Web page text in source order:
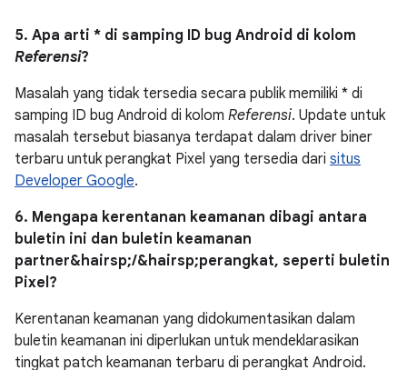
5. Apa arti * di samping ID bug Android di kolom
Referensi?
Masalah yang tidak tersedia secara publik memiliki * di
samping ID bug Android di kolom Referensi. Update untuk
masalah tersebut biasanya terdapat dalam driver biner
terbaru untuk perangkat Pixel yang tersedia dari situs
Developer Google.
6. Mengapa kerentanan keamanan dibagi antara
buletin ini dan buletin keamanan
partner&hairsp;/&hairsp;perangkat, seperti buletin
Pixel?
Kerentanan keamanan yang didokumentasikan dalam
buletin keamanan ini diperlukan untuk mendeklarasikan
tingkat patch keamanan terbaru di perangkat Android.